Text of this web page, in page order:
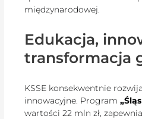
międzynarodowej.
Edukacja,
transformacja
KSSE konsekwentnie
innowacyjne. Program
wartości 22 mln zł,